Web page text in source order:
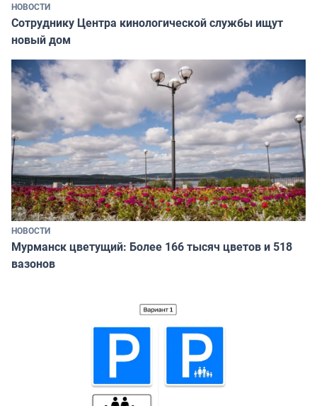
НОВОСТИ
Сотруднику Центра кинологической службы ищут
новый дом
НОВОСТИ
Мурманск цветущий: Более 166 тысяч цветов и 518
вазонов